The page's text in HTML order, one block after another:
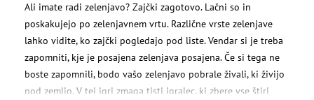
Vrtno pohištvo
Waldorfski pripomočki in igrače
Ali imate radi zelenjavo? Zajčki zagotovo. Lačni so in
poskakujejo po zelenjavnem vrtu. Različne vrste zelenjave
lahko vidite, ko zajčki pogledajo pod liste. Vendar si je treba
zapomniti, kje je posajena zelenjava posajena. Če si tega ne
boste zapomnili, bodo vašo zelenjavo pobrale živali, ki živijo
pod zemljo. V tej igri zmaga tisti igralec, ki zbere vse štiri